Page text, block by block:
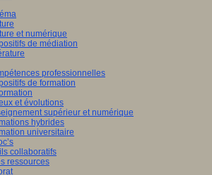
et numérique
de médiation
professionnelles
de formation
et évolutions
supérieur et numérique
hybrides
universitaire
collaboratifs
ressources